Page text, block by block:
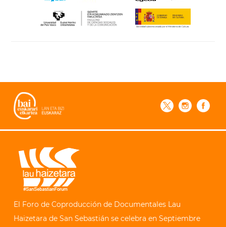
El Foro de Coproducción de Documentales Lau
Haizetara de San Sebastián se celebra en Septiembre